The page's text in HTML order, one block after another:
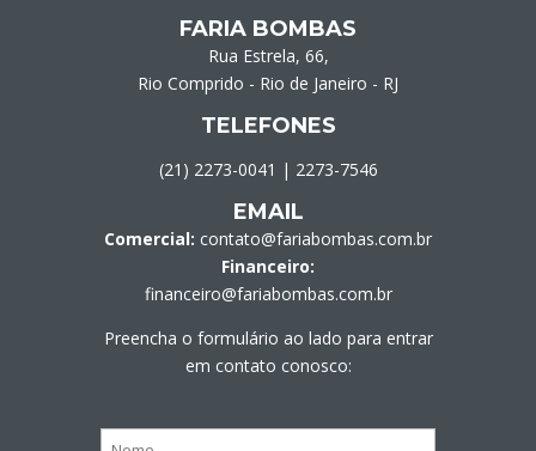
FARIA BOMBAS
Rua Estrela, 66,
Rio Comprido - Rio de Janeiro - RJ
TELEFONES
(21) 2273-0041 | 2273-7546
EMAIL
Comercial: contato@fariabombas.com.br
Financeiro:
financeiro@fariabombas.com.br
Preencha o formulário ao lado para entrar
em contato conosco: